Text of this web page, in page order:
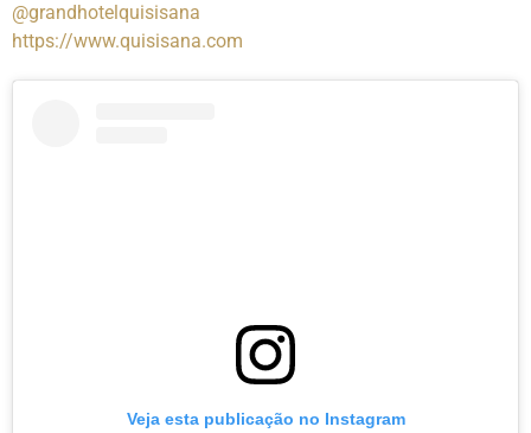
@grandhotelquisisana
https://www.quisisana.com
Veja esta publicação no Instagram